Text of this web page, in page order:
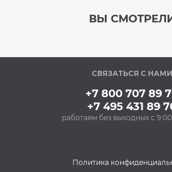
ВЫ
В
СВЯЗАТЬСЯ С НАМИ
+7 800 707 89
+7 495 431 89
работаем без выходных с
Политика